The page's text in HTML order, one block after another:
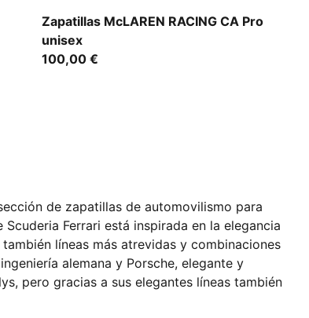
Zapatillas McLAREN RACING CA Pro
unisex
PUMA Black-Papaya
100,00 €
de zapatillas de automovilismo para
Ferrari está inspirada en la elegancia
líneas más atrevidas y combinaciones
alemana y Porsche, elegante y
pero gracias a sus elegantes líneas también